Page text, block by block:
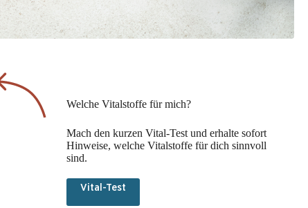
Welche Vitalstoffe für mich?
Mach den kurzen Vital-Test und erhalte sofort
Hinweise, welche Vitalstoffe für dich sinnvoll
sind.
Vital-Test